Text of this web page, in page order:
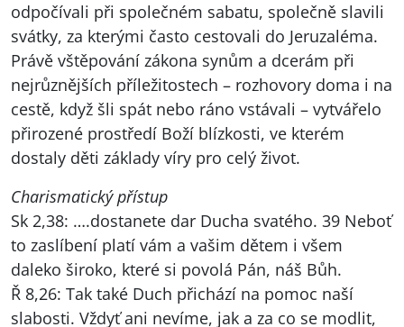
odpočívali při společném sabatu, společně slavili
svátky, za kterými často cestovali do Jeruzaléma.
Právě vštěpování zákona synům a dcerám při
nejrůznějších příležitostech – rozhovory doma i na
cestě, když šli spát nebo ráno vstávali – vytvářelo
přirozené prostředí Boží blízkosti, ve kterém
dostaly děti základy víry pro celý život.
Charismatický přístup
Sk 2,38: ….dostanete dar Ducha svatého. 39 Neboť
to zaslíbení platí vám a vašim dětem i všem
daleko široko, které si povolá Pán, náš Bůh.
Ř 8,26: Tak také Duch přichází na pomoc naší
slabosti. Vždyť ani nevíme, jak a za co se modlit,